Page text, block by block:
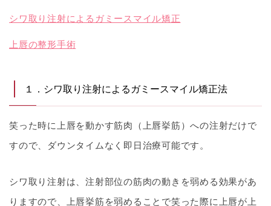
シワ取り注射によるガミースマイル矯正
上唇の整形手術
１．シワ取り注射によるガミースマイル矯正法
笑った時に上唇を動かす筋肉（上唇挙筋）への注射だけで
すので、ダウンタイムなく即日治療可能です。
シワ取り注射は、注射部位の筋肉の動きを弱める効果があ
りますので、上唇挙筋を弱めることで笑った際に上唇が上